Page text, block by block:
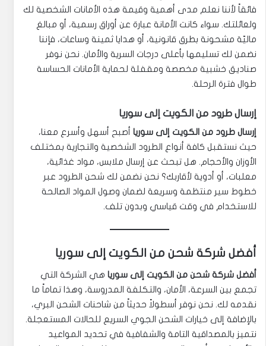
فائقاً لأننا نعلم مدى أهمية وقيمة هذه الأمانات الشخصية لك
ولعائلتك. سواء كانت الأمانة عبارة عن أوراق رسمية، أو مبالغ
ماليّة مشحونة بطرق قانونية، أو هدايا ثمينة وساعات، فإننا
نضمن لك تسليمها بأعلى درجات السرية والأمان. نحن نوفر
صناديق خشبية مخصصة ومقفلة لحماية الأمانات الحساسة
طوال فترة الرحلة.
إرسال طرود من الكويت إلى سوريا
إرسال طرود من الكويت إلى سوريا أصبح أسهل وأسرع معنا،
حيث نستقبل كافة أنواع الطرود الشخصية والتجارية بمختلف
الأوزان والأحجام. هل تبحث عن إرسال ملابس، مواد غذائية،
معلبات، أو أدوية لأقاربك؟ نحن نضمن لك شحن الطرود عبر
خطوط سير منتظمة وسريعة لضمان وصول المواد الصالحة
للاستخدام في وقت قياسي وبدون تلف.
أفضل شركة شحن من الكويت إلى سوريا
أفضل شركة شحن من الكويت إلى سوريا هي الشركة التي
تجمع بين السرعة، الأمان، والتكلفة المدروسة، وهذا تماماً ما
نقدمه لك. نحن نوفر أسطولاً حديثاً من شاحنات الشحن البري،
بالإضافة إلى خيارات الشحن الجوي السريع للحالات المستعجلة.
نتميز بالمصداقية التامة والشفافية في تحديد المواعيد